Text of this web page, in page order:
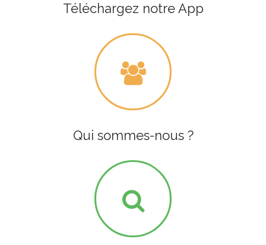
Téléchargez notre App
Qui sommes-nous ?